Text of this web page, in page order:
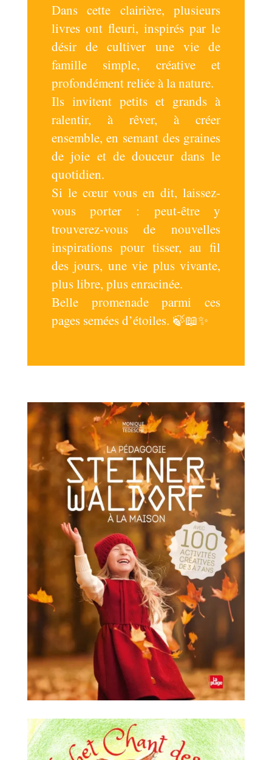
Dans cette clairière, plusieurs
livres ont fleuri, inspirés par le
désir de cultiver une vie de
famille simple, créative et
profondément reliée à la nature.
Ils invitent petits et grands à
ralentir, à rêver, à créer
ensemble, en semant des graines
de joie et de douceur dans le
quotidien.
Si le cœur vous en dit, laissez-
vous porter : peut-être y
trouverez-vous de nouvelles
inspirations pour tisser, au fil
des jours, une vie plus vivante,
plus libre, plus enracinée.
Belle promenade parmi ces
pages semées d’étoiles. 🍃📖✨